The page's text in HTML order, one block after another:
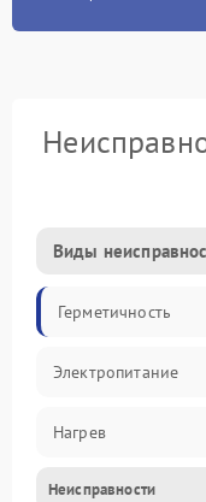
Виды
Герметичность
Электропитание
Нагрев
Датчики
Неисправности